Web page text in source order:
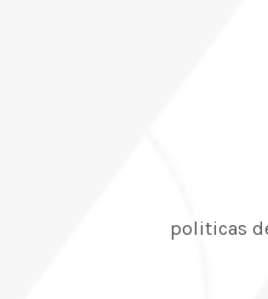
politicas